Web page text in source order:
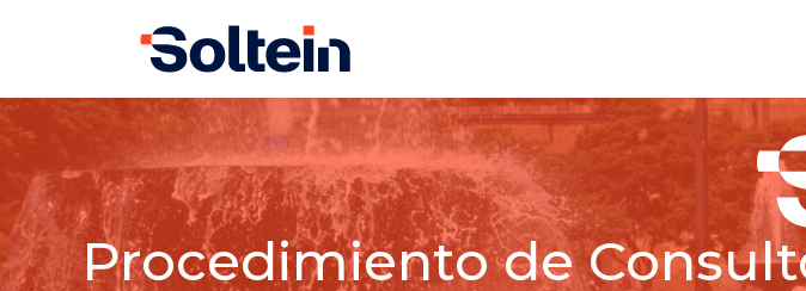
Procedimiento de